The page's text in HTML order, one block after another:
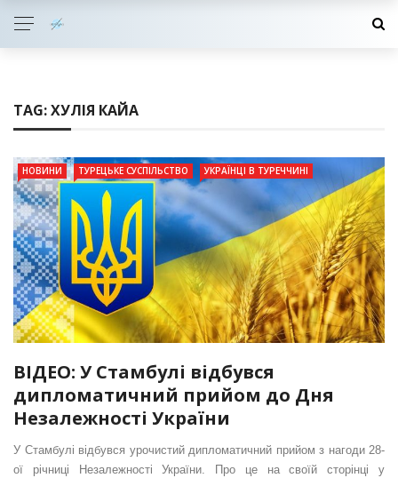
TAG:ХУЛІЯ КАЙА
НОВИНИ ТУРЕЦЬКЕ СУСПІЛЬСТВО УКРАЇНЦІ В ТУРЕЧЧИНІ
ВІДЕО: У Стамбулі відбувся
дипломатичний прийом до Дня
Незалежності України
У Стамбулі відбувся урочистий дипломатичний прийом з нагоди 28-
ої річниці Незалежності України. Про це на своїй сторінці у